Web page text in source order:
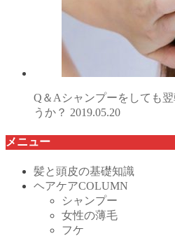
Q＆Aシャンプーをしても
うか？ 2019.05.20
メニュー
髪と頭皮の基礎知識
ヘアケアCOLUMN
シャンプー
女性の薄毛
フケ